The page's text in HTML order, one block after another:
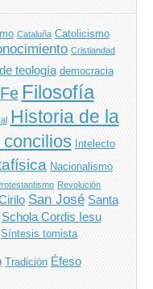
Cataluña Catolicismo
Cristiandad
teología democracia
Fe Filosofía
Historia de la
Intelecto
Nacionalismo
Revolución
San José Santa
Schola Cordis Iesu
Síntesis tomista
Tradición Éfeso